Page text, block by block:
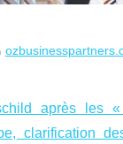
après les
clarification